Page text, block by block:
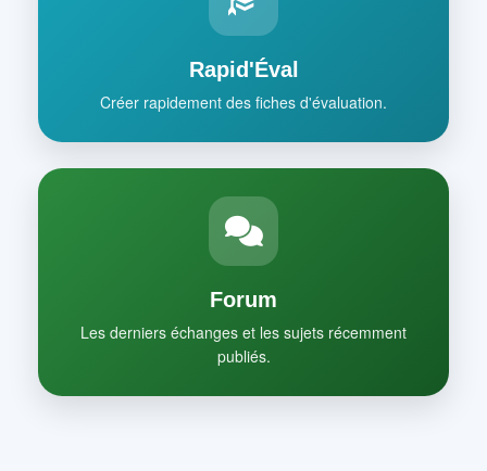
Rapid'Éval
Créer rapidement des fiches d'évaluation.
Forum
Les derniers échanges et les sujets récemment
publiés.